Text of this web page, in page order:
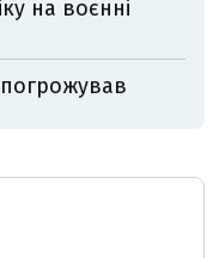
на воєнні